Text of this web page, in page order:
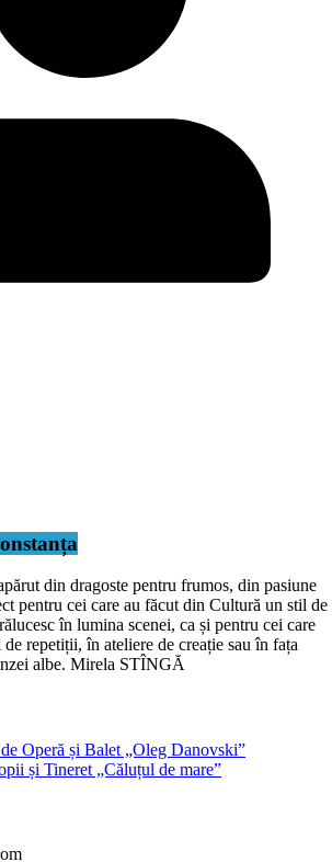
din dragoste pentru frumos, din pasiune
pentru cei care au făcut din Cultură un stil de
în lumina scenei, ca și pentru cei care
repetiții, în ateliere de creație sau în fața
albe. Mirela STÎNGĂ
Operă și Balet „Oleg Danovski”
și Tineret „Căluțul de mare”